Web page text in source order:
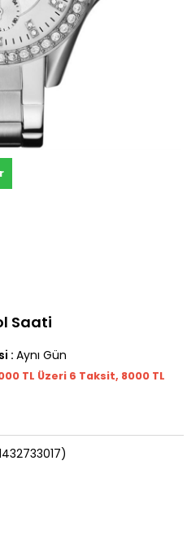
Saati
: Aynı Gün
TL Üzeri 6 Taksit, 8000 TL